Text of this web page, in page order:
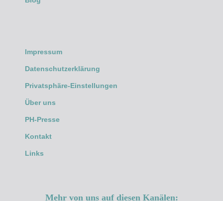
Impressum
Datenschutzerklärung
Privatsphäre-Einstellungen
Über uns
PH-Presse
Kontakt
Links
Mehr von uns auf diesen Kanälen: